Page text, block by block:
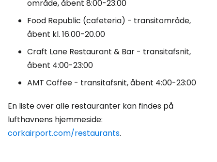
område, åbent 8:00-23:00
Food Republic (cafeteria) - transitområde,
åbent kl. 16.00-20.00
Craft Lane Restaurant & Bar - transitafsnit,
åbent 4:00-23:00
AMT Coffee - transitafsnit, åbent 4:00-23:00
En liste over alle restauranter kan findes på
lufthavnens hjemmeside:
corkairport.com/restaurants.